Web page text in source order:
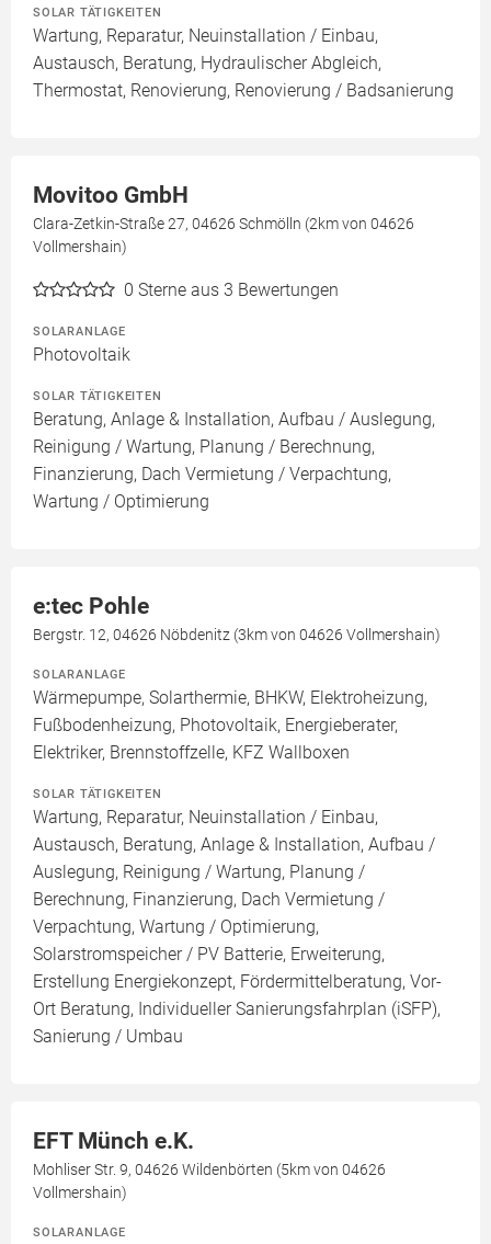
SOLAR TÄTIGKEITEN
Wartung, Reparatur, Neuinstallation / Einbau,
Austausch, Beratung, Hydraulischer Abgleich,
Thermostat, Renovierung, Renovierung / Badsanierung
Movitoo GmbH
Clara-Zetkin-Straße 27, 04626 Schmölln (2km von 04626
Vollmershain)
0 Sterne aus 3 Bewertungen
SOLARANLAGE
Photovoltaik
SOLAR TÄTIGKEITEN
Beratung, Anlage & Installation, Aufbau / Auslegung,
Reinigung / Wartung, Planung / Berechnung,
Finanzierung, Dach Vermietung / Verpachtung,
Wartung / Optimierung
e:tec Pohle
Bergstr. 12, 04626 Nöbdenitz (3km von 04626 Vollmershain)
SOLARANLAGE
Wärmepumpe, Solarthermie, BHKW, Elektroheizung,
Fußbodenheizung, Photovoltaik, Energieberater,
Elektriker, Brennstoffzelle, KFZ Wallboxen
SOLAR TÄTIGKEITEN
Wartung, Reparatur, Neuinstallation / Einbau,
Austausch, Beratung, Anlage & Installation, Aufbau /
Auslegung, Reinigung / Wartung, Planung /
Berechnung, Finanzierung, Dach Vermietung /
Verpachtung, Wartung / Optimierung,
Solarstromspeicher / PV Batterie, Erweiterung,
Erstellung Energiekonzept, Fördermittelberatung, Vor-
Ort Beratung, Individueller Sanierungsfahrplan (iSFP),
Sanierung / Umbau
EFT Münch e.K.
Mohliser Str. 9, 04626 Wildenbörten (5km von 04626
Vollmershain)
SOLARANLAGE